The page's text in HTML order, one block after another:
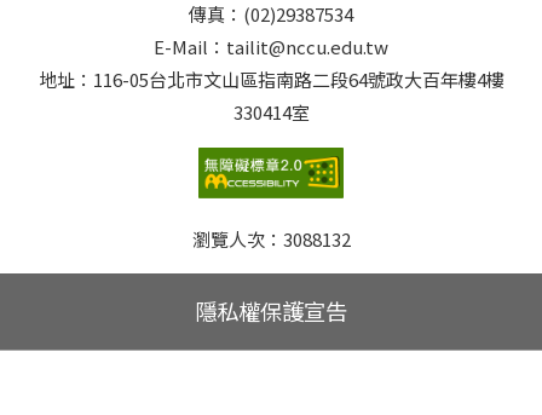
傳真：(02)29387534
E-Mail：tailit@nccu.edu.tw
地址：116-05台北市文山區指南路二段64號政大百年樓4樓
330414室
瀏覽人次： 3088132
隱私權保護宣告